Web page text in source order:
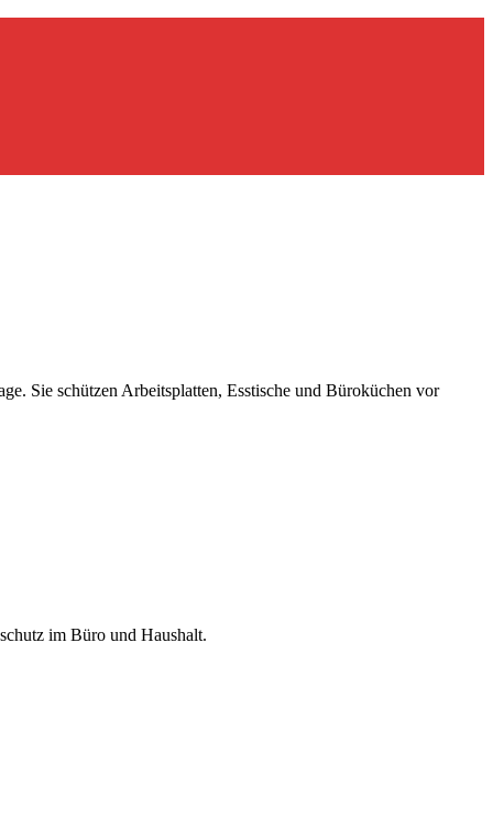
Sie schützen Arbeitsplatten, Esstische und Büroküchen vor
im Büro und Haushalt.